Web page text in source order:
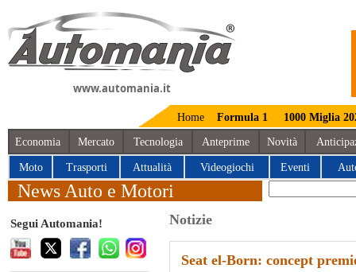
www.automania.it
Home Formula 1 1000 Miglia
Economia Mercato Tecnologia Anteprime Novità
Moto Trasporti Attualità Videogiochi Eventi
News Auto e Motori
Segui Automania! Notizie
Seat el-Born: concept